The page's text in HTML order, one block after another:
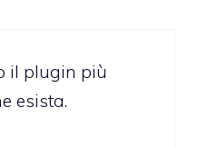
il plugin più
esista.